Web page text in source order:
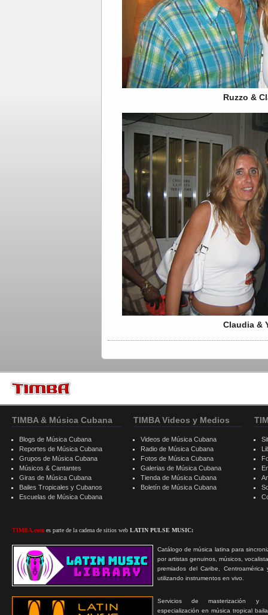
Ruzzo &
Claudia &
TIMBA & Música Cubana
Blogs de Música Cubana
Reportes de Música Cubana
Grupos de Música Cubana
Músicos & Cantantes
Giras de Música Cubana
Bailes Tropicales y Cubanos
Escuelas de Música Cubana
TIMBA.com es parte de la cadena de sitios web LATIN PULSE MUSIC:
Catálogo de música latina para
por artistas genuinos, músicos,
premiados del Caribe, Centroamérica
utilizando instrumentos en vivo.
Servicios de masterización y
especialización en música tropical
TIMBA Videos y Medios
Videos de Música Cubana
Radio de Música Cubana
Fotos de Música Cubana
Galerias de Música Cubana
Tienda de Música Cubana
Boletín de Música Cubana